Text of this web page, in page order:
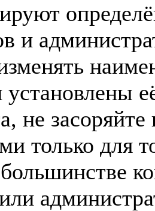
и
установлены
не
только для